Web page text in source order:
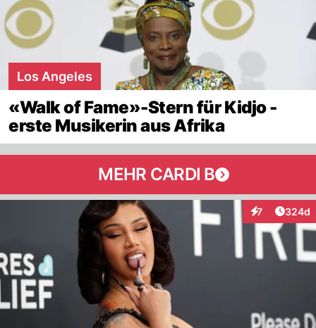
Los Angeles
«Walk of Fame»-Stern für Kidjo -
erste Musikerin aus Afrika
MEHR CARDI B
7
Interaktionen
324d